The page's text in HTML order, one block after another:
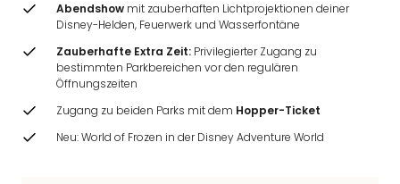
Abendshow mit zauberhaften Lichtprojektionen deiner
Disney-Helden, Feuerwerk und Wasserfontäne
Zauberhafte Extra Zeit: Privilegierter Zugang zu
bestimmten Parkbereichen vor den regulären
Öffnungszeiten
Zugang zu beiden Parks mit dem Hopper-Ticket
Neu: World of Frozen in der Disney Adventure World